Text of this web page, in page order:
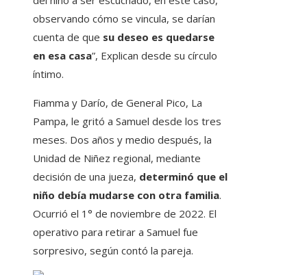
observando cómo se vincula, se darían
cuenta de que su deseo es quedarse
en esa casa”, Explican desde su círculo
íntimo.
Fiamma y Darío, de General Pico, La
Pampa, le gritó a Samuel desde los tres
meses. Dos años y medio después, la
Unidad de Niñez regional, mediante
decisión de una jueza, determinó que el
niño debía mudarse con otra familia.
Ocurrió el 1° de noviembre de 2022. El
operativo para retirar a Samuel fue
sorpresivo, según contó la pareja.